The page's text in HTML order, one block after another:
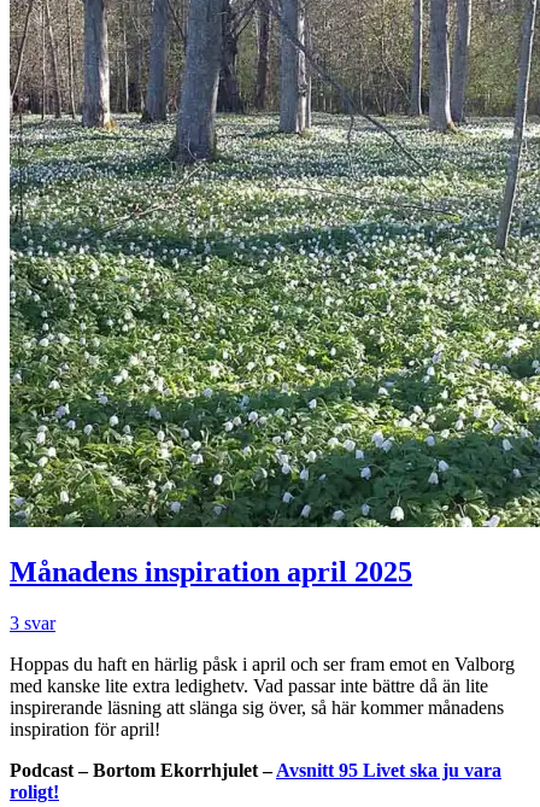
Månadens inspiration april 2025
3 svar
Hoppas du haft en härlig påsk i april och ser fram emot en Valborg
med kanske lite extra ledighetv. Vad passar inte bättre då än lite
inspirerande läsning att slänga sig över, så här kommer månadens
inspiration för april!
Podcast – Bortom Ekorrhjulet –Avsnitt 95 Livet ska ju vara
roligt!